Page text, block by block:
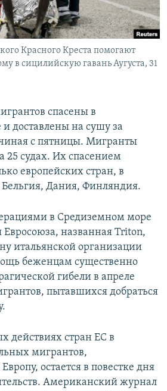
Красного Креста помогают
в сицилийскую гавань Аугуста, 31
спасены в
доставлены на сушу за
с пятницы. Мигранты
судах. Их спасением
европейских стран, в
Бельгия, Дания, Финляндия.
в Средиземном море
Евросоюза, названная Triton,
итальянской организации
беженцам существенно
гибели в апреле
пытавшихся добраться
действиях стран ЕС в
мигрантов,
остается в повестке дня
Американский журнал